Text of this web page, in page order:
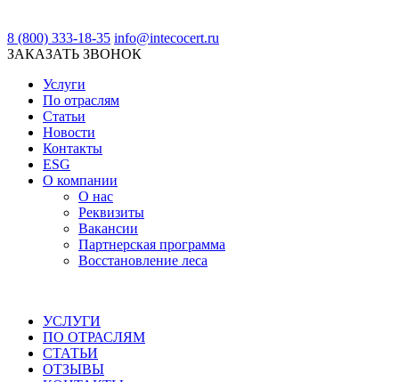
8 (800) 333-18-35 info@intecocert.ru
ЗАКАЗАТЬ ЗВОНОК
Услуги
По отраслям
Статьи
Новости
Контакты
ESG
О компании
О нас
Реквизиты
Вакансии
Партнерская программа
Восстановление леса
УСЛУГИ
ПО ОТРАСЛЯМ
СТАТЬИ
ОТЗЫВЫ